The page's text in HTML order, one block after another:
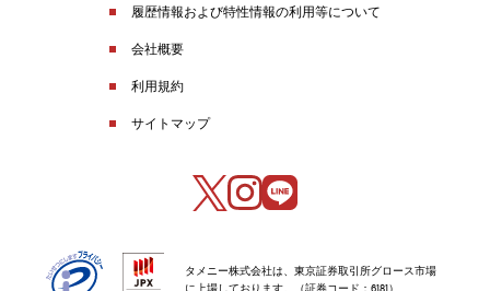
履歴情報および特性情報の利用等について
会社概要
利用規約
サイトマップ
タメニー株式会社は、東京証券取引所グロース市場
に上場しております。（証券コード：6181）